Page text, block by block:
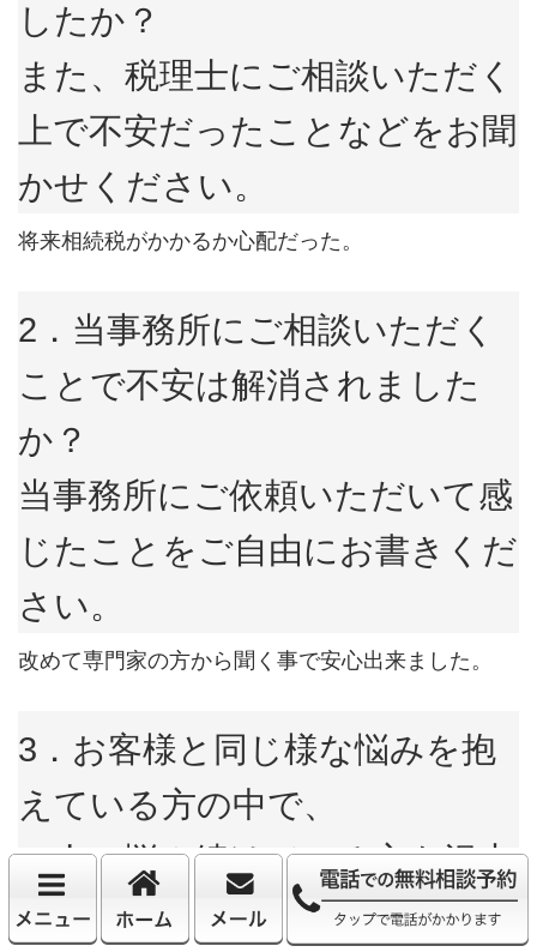
したか？
また、税理士にご相談いただく
上で不安だったことなどをお聞
かせください。
将来相続税がかかるか心配だった。
2．当事務所にご相談いただく
ことで不安は解消されました
か？
当事務所にご依頼いただいて感
じたことをご自由にお書きくだ
さい。
改めて専門家の方から聞く事で安心出来ました。
3．お客様と同じ様な悩みを抱
えている方の中で、
一人で悩み続けている方も沢山
いらっしゃいます。